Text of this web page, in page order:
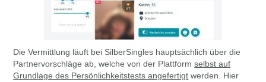
Die Vermittlung läuft bei SilberSingles hauptsächlich über die
Partnervorschläge ab, welche von der Plattformselbst auf
Grundlage des Persönlichkeitstests angefertigt werden. Hier